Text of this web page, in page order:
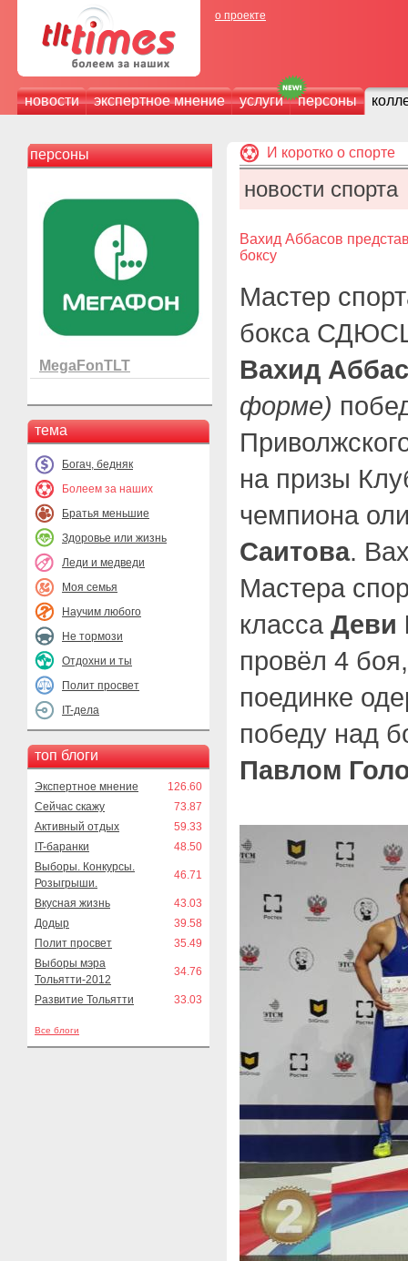
о проекте
новости экспертное мнение услуги персоны
персоны
MegaFonTLT
тема
Богач, бедняк
Болеем за наших
Братья меньшие
Здоровье или жизнь
Леди и медведи
Моя семья
Научим любого
Не тормози
Отдохни и ты
Полит просвет
IT-дела
топ блоги
Экспертное мнение
126.60
Сейчас скажу
73.87
Активный отдых
59.33
IT-баранки
48.50
Выборы. Конкурсы.
Розыгрыши.
46.71
Вкусная жизнь
43.03
Додыр
39.58
Полит просвет
35.49
Выборы мэра
Тольятти-2012
34.76
Развитие Тольятти 33.03
Все блоги
И коротко о спорте
новости спорта
Вахид Аббасов
боксу
Мастер
бокса
Вахид
форме)
на призы
чемпиона
Саитова.
Мастера
класса Деви
провёл 4
поединке
победу над
Павлом